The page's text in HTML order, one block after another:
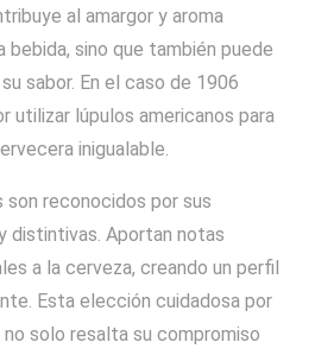
al amargor y aroma
sino que también puede
sabor. En el caso de 1906
utilizar lúpulos americanos para
inigualable.
son reconocidos por sus
distintivas. Aportan notas
a la cerveza, creando un perfil
Esta elección cuidadosa por
solo resalta su compromiso